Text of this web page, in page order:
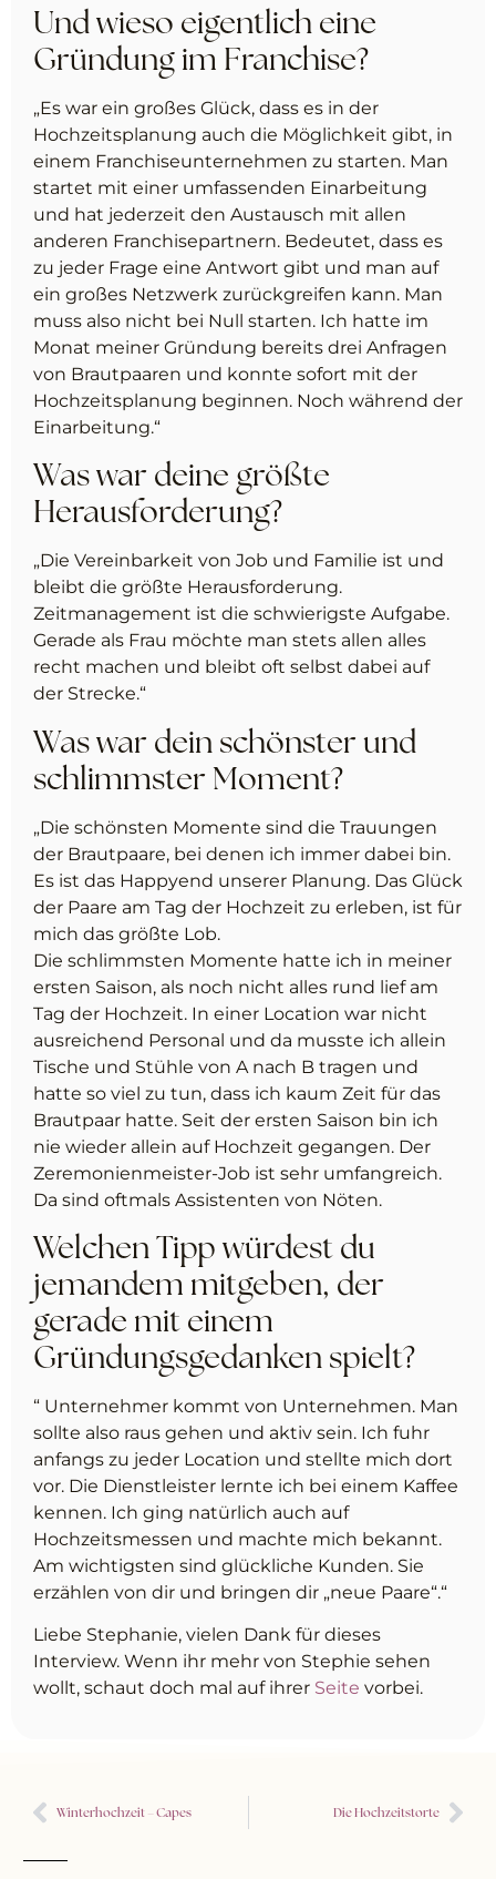
Und wieso eigentlich eine
Gründung im Franchise?
„Es war ein großes Glück, dass es in der
Hochzeitsplanung auch die Möglichkeit gibt, in
einem Franchiseunternehmen zu starten. Man
startet mit einer umfassenden Einarbeitung
und hat jederzeit den Austausch mit allen
anderen Franchisepartnern. Bedeutet, dass es
zu jeder Frage eine Antwort gibt und man auf
ein großes Netzwerk zurückgreifen kann. Man
muss also nicht bei Null starten. Ich hatte im
Monat meiner Gründung bereits drei Anfragen
von Brautpaaren und konnte sofort mit der
Hochzeitsplanung beginnen. Noch während der
Einarbeitung.“
Was war deine größte
Herausforderung?
„Die Vereinbarkeit von Job und Familie ist und
bleibt die größte Herausforderung.
Zeitmanagement ist die schwierigste Aufgabe.
Gerade als Frau möchte man stets allen alles
recht machen und bleibt oft selbst dabei auf
der Strecke.“
Was war dein schönster und
schlimmster Moment?
„Die schönsten Momente sind die Trauungen
der Brautpaare, bei denen ich immer dabei bin.
Es ist das Happyend unserer Planung. Das Glück
der Paare am Tag der Hochzeit zu erleben, ist für
mich das größte Lob.
Die schlimmsten Momente hatte ich in meiner
ersten Saison, als noch nicht alles rund lief am
Tag der Hochzeit. In einer Location war nicht
ausreichend Personal und da musste ich allein
Tische und Stühle von A nach B tragen und
hatte so viel zu tun, dass ich kaum Zeit für das
Brautpaar hatte. Seit der ersten Saison bin ich
nie wieder allein auf Hochzeit gegangen. Der
Zeremonienmeister-Job ist sehr umfangreich.
Da sind oftmals Assistenten von Nöten.
Welchen Tipp würdest du
jemandem mitgeben, der
gerade mit einem
Gründungsgedanken spielt?
“ Unternehmer kommt von Unternehmen. Man
sollte also raus gehen und aktiv sein. Ich fuhr
anfangs zu jeder Location und stellte mich dort
vor. Die Dienstleister lernte ich bei einem Kaffee
kennen. Ich ging natürlich auch auf
Hochzeitsmessen und machte mich bekannt.
Am wichtigsten sind glückliche Kunden. Sie
erzählen von dir und bringen dir „neue Paare“.“
Liebe Stephanie, vielen Dank für dieses
Interview. Wenn ihr mehr von Stephie sehen
wollt, schaut doch mal auf ihrer Seite vorbei.
Winterhochzeit – Capes Die Hochzeitstorte